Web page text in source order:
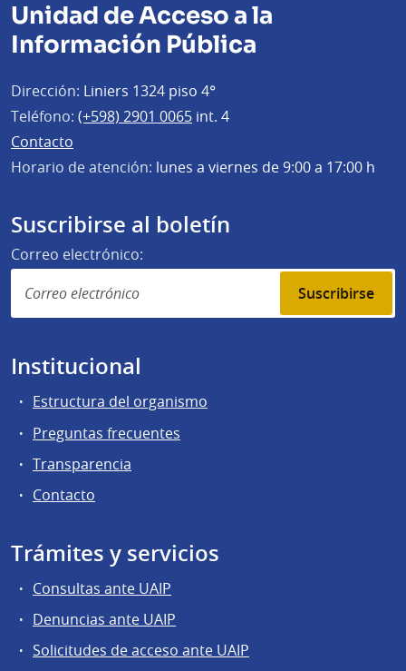
Unidad de Acceso a la
Información Pública
Dirección: Liniers 1324 piso 4°
Teléfono: (+598) 2901 0065 int. 4
Contacto
Horario de atención: lunes a viernes de 9:00 a 17:00 h
Suscribirse al boletín
Correo electrónico:
Suscribirse
Institucional
Estructura del organismo
Preguntas frecuentes
Transparencia
Contacto
Trámites y servicios
Consultas ante UAIP
Denuncias ante UAIP
Solicitudes de acceso ante UAIP